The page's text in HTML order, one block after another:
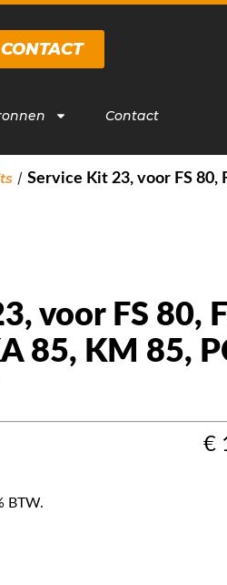
CONTACT
Contact
/ Service Kit 23, voor FS 80,
voor FS 80,
85, KM 85,
€
BTW.